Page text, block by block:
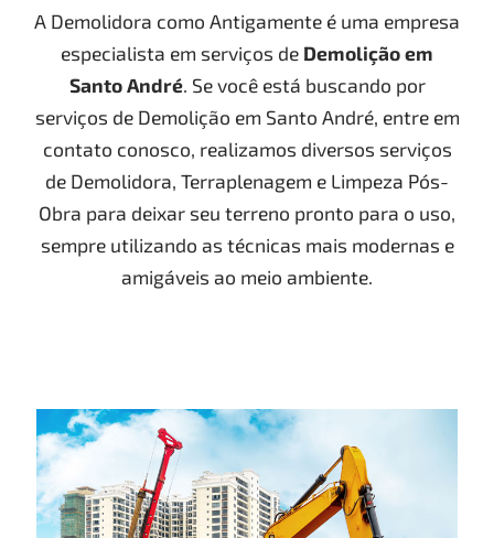
A Demolidora como Antigamente é uma empresa
especialista em serviços de Demoliçãoem
Santo André. Se você está buscando por
serviços de Demolição em Santo André, entre em
contato conosco, realizamos diversos serviços
de Demolidora, Terraplenagem e Limpeza Pós-
Obra para deixar seu terreno pronto para o uso,
sempre utilizando as técnicas mais modernas e
amigáveis ao meio ambiente.